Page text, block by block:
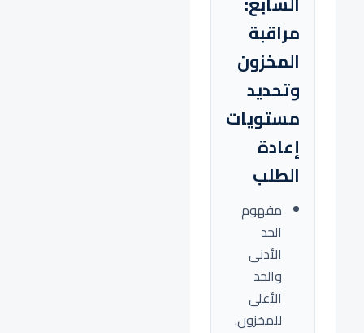
مراقبة
المخزون
وتحديد
مستويات
إعادة
الطلب
مفهوم
الحد
الأدنى
والحد
الأعلى
للمخزون.